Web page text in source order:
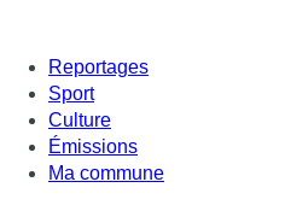
Reportages
Sport
Culture
Émissions
Ma commune